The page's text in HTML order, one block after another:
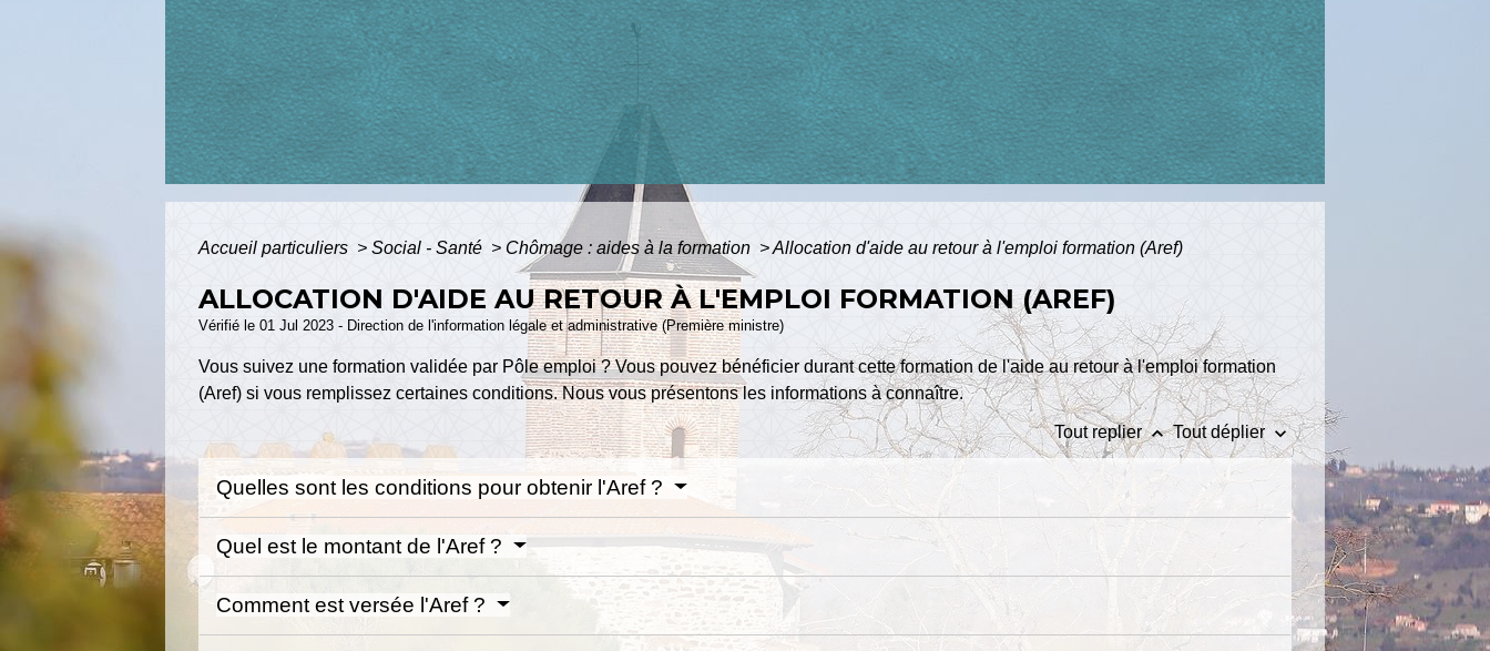
Accueil particuliers > Social - Santé > Chômage : aides à la formation > Allocation d'aide au retour à l'emploi formation (Aref)
ALLOCATION D'AIDE AU RETOUR À L'EMPLOI FORMATION (AREF)
Vérifié le 01 Jul 2023 - Direction de l'information légale et administrative (Première ministre)
Vous suivez une formation validée par Pôle emploi ? Vous pouvez bénéficier durant cette formation de l'aide au retour à l'emploi formation
(Aref) si vous remplissez certaines conditions. Nous vous présentons les informations à connaître.
Tout replierkeyboard_arrow_up Tout déplier keyboard_arrow_down
Quelles sont les conditions pour obtenir l'Aref ?
Quel est le montant de l'Aref ?
Comment est versée l'Aref ?